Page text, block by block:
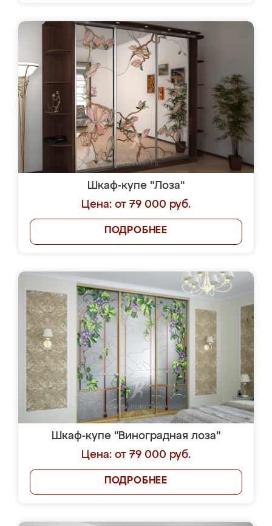
Шкаф-купе "Лоза"
Цена: от 79 000 руб.
ПОДРОБНЕЕ
Шкаф-купе "Виноградная лоза"
Цена: от 79 000 руб.
ПОДРОБНЕЕ